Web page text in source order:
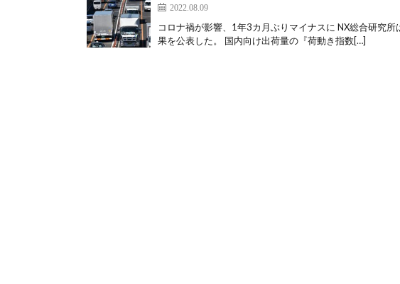
2022.08.09
コロナ禍が影響、1年3カ月ぶりマイナスに NX総合研究
果を公表した。 国内向け出荷量の『荷動き指数[…]